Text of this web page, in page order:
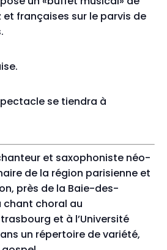
et françaises sur le parvis de
se tiendra à
et saxophoniste néo-
de la région parisienne et
près de la Baie-des-
chant choral au
et à l’Université
un répertoire de variété,